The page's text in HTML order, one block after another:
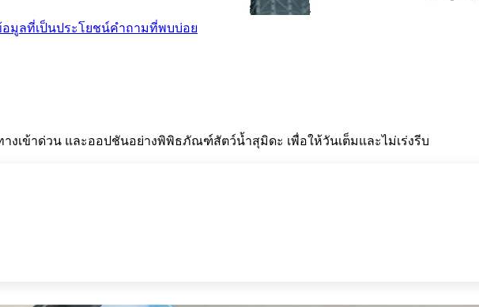
มูลที่เป็นประโยชน์คำถามที่พบบ่อย
างเข้าด่วน และออปชันอย่างพิพิธภัณฑ์สัตว์น้ำสุมิดะ เพื่อให้วันเต็มและไม่เร่งรีบ